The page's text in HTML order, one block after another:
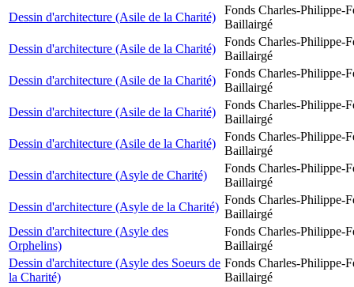
Dessin d'architecture (Asile de la Charité)
Fonds Charles-Philippe-
Baillairgé
Dessin d'architecture (Asile de la Charité)
Fonds Charles-Philippe-
Baillairgé
Dessin d'architecture (Asile de la Charité)
Fonds Charles-Philippe-
Baillairgé
Dessin d'architecture (Asile de la Charité)
Fonds Charles-Philippe-
Baillairgé
Dessin d'architecture (Asile de la Charité)
Fonds Charles-Philippe-
Baillairgé
Dessin d'architecture (Asyle de Charité)
Fonds Charles-Philippe-
Baillairgé
Dessin d'architecture (Asyle de la Charité)
Fonds Charles-Philippe-
Baillairgé
Dessin d'architecture (Asyle des
Orphelins)
Fonds Charles-Philippe-
Baillairgé
Dessin d'architecture (Asyle des Soeurs de
la Charité)
Fonds Charles-Philippe-
Baillairgé